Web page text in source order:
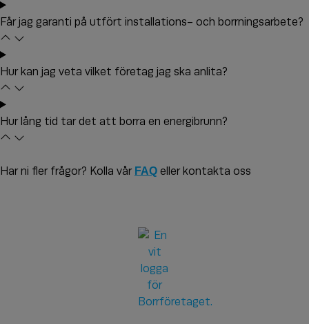
Får jag garanti på utfört installations- och borrningsarbete?
Hur kan jag veta vilket företag jag ska anlita?
Hur lång tid tar det att borra en energibrunn?
Har ni fler frågor? Kolla vår FAQ eller kontakta oss